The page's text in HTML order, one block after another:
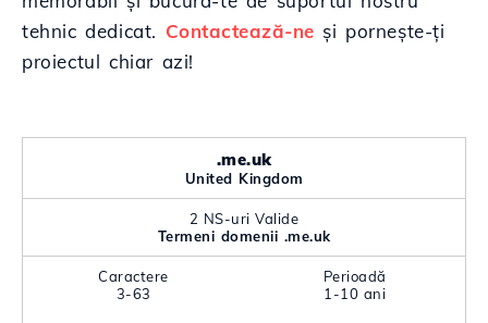
tehnic dedicat. Contactează-ne și pornește-ți
proiectul chiar azi!
.me.uk
United Kingdom
2 NS-uri Valide
Termeni domenii .me.uk
Caractere
3-63
Perioadă
1-10 ani